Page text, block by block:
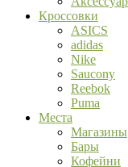
Кроссовки
ASICS
adidas
Nike
Saucony
Reebok
Puma
Места
Магазины
Бары
Кофейни